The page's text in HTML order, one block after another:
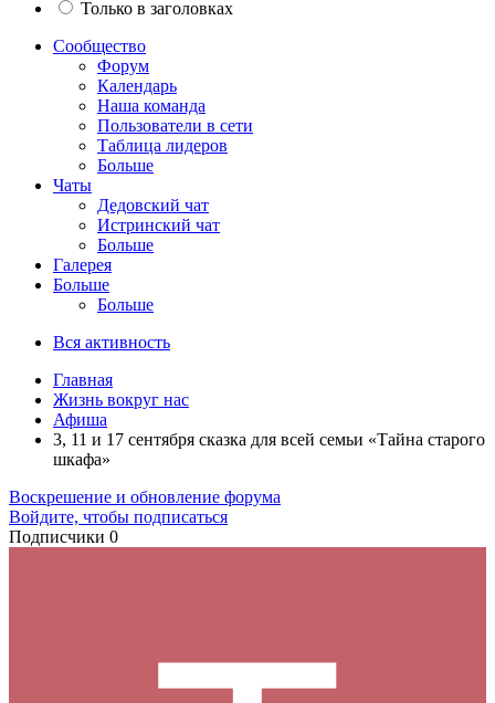
Только в заголовках
Сообщество
Форум
Календарь
Наша команда
Пользователи в сети
Таблица лидеров
Больше
Чаты
Дедовский чат
Истринский чат
Больше
Галерея
Больше
Больше
Вся активность
Главная
Жизнь вокруг нас
Афиша
3, 11 и 17 сентября сказка для всей семьи «Тайна старого
шкафа»
Воскрешение и обновление форума
Войдите, чтобы подписаться
Подписчики 0